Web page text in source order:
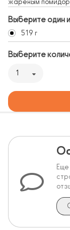
жареным
Выберите один
519 г
Выберите
1